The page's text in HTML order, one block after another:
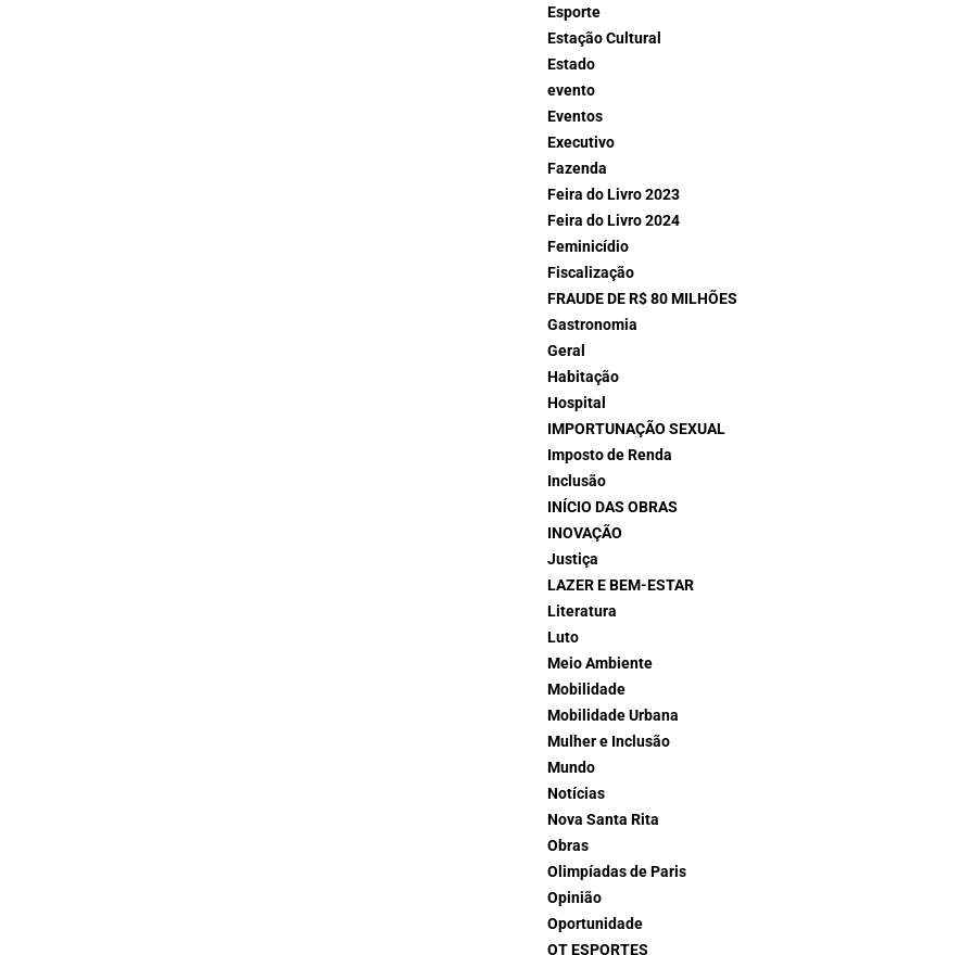
Esporte
Estação Cultural
Estado
evento
Eventos
Executivo
Fazenda
Feira do Livro 2023
Feira do Livro 2024
Feminicídio
Fiscalização
FRAUDE DE R$ 80 MILHÕES
Gastronomia
Geral
Habitação
Hospital
IMPORTUNAÇÃO SEXUAL
Imposto de Renda
Inclusão
INÍCIO DAS OBRAS
INOVAÇÃO
Justiça
LAZER E BEM-ESTAR
Literatura
Luto
Meio Ambiente
Mobilidade
Mobilidade Urbana
Mulher e Inclusão
Mundo
Notícias
Nova Santa Rita
Obras
Olimpíadas de Paris
Opinião
Oportunidade
OT ESPORTES